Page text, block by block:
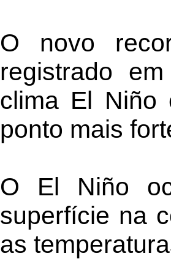
O novo
registrado
clima El Niño
ponto mais
O El Niño
superfície na
as